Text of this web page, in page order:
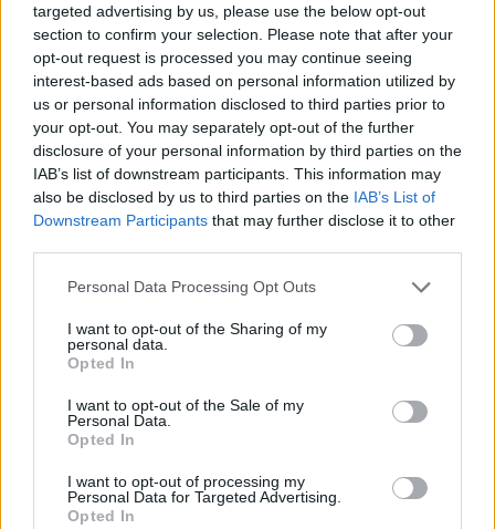
targeted advertising by us, please use the below opt-out
section to confirm your selection. Please note that after your
opt-out request is processed you may continue seeing
interest-based ads based on personal information utilized by
us or personal information disclosed to third parties prior to
your opt-out. You may separately opt-out of the further
disclosure of your personal information by third parties on the
IAB’s list of downstream participants. This information may
also be disclosed by us to third parties on the IAB’s List of
Downstream Participants that may further disclose it to other
Personal Data Processing Opt Outs
I want to opt-out of the Sharing of my
personal data.
Opted In
I want to opt-out of the Sale of my
Personal Data.
Opted In
I want to opt-out of processing my
Personal Data for Targeted Advertising.
Opted In